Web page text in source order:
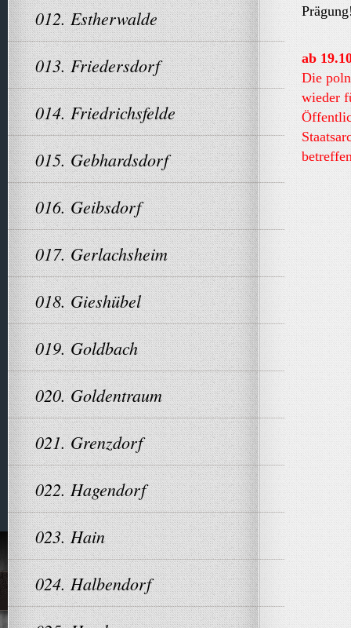
012. Estherwalde
013. Friedersdorf
014. Friedrichsfelde
015. Gebhardsdorf
016. Geibsdorf
017. Gerlachsheim
018. Gieshübel
019. Goldbach
020. Goldentraum
021. Grenzdorf
022. Hagendorf
023. Hain
024. Halbendorf
ab
Die
wieder